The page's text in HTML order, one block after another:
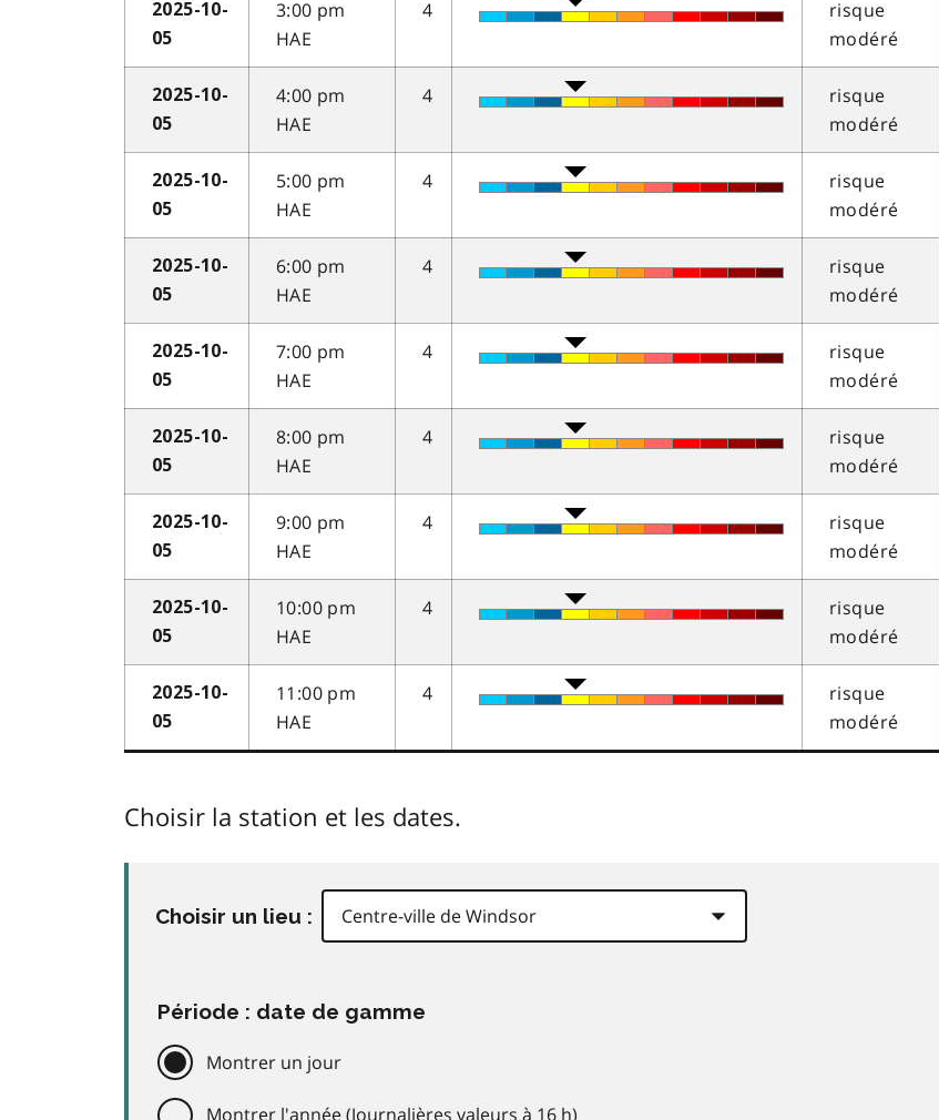
2025-10-
05
3:00 pm
HAE
4
risque
modéré
2025-10-
05
4:00 pm
HAE
4
risque
modéré
2025-10-
05
5:00 pm
HAE
4
risque
modéré
2025-10-
05
6:00 pm
HAE
4
risque
modéré
2025-10-
05
7:00 pm
HAE
4
risque
modéré
2025-10-
05
8:00 pm
HAE
4
risque
modéré
2025-10-
05
9:00 pm
HAE
4
risque
modéré
2025-10-
05
10:00 pm
HAE
4
risque
modéré
2025-10-
05
11:00 pm
HAE
4
risque
modéré
Choisir la station et les dates.
Choisir un lieu :
Période : date de gamme
Montrer un jour
Montrer l'année (Journalières valeurs à 16 h)